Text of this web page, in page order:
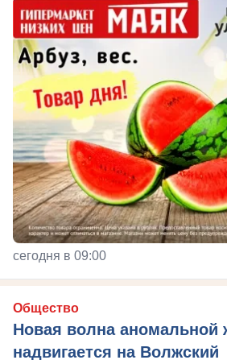
сегодня в 09:00
Общество
Новая волна аномальной
надвигается на Волжский